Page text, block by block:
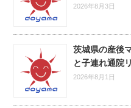
2026年8月3日
茨城県の産後
と子連れ通院
2026年8月1日